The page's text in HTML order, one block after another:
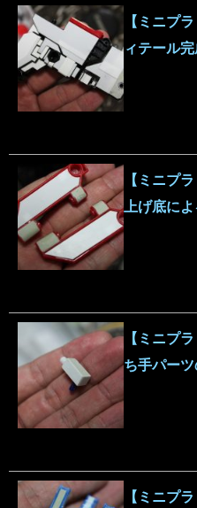
【ミニプ
ィテール完
【ミニプ
上げ底に
【ミニプ
ち手パー
【ミニプ